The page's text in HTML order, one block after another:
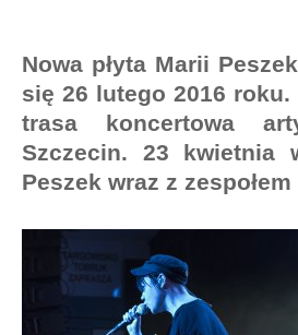
Nowa płyta Marii
się 26 lutego 2016
trasa koncertowa
Szczecin. 23 kwietnia
Peszek wraz z